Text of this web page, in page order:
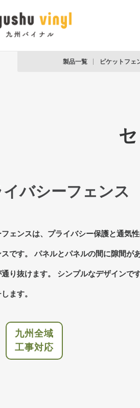
製品一覧 ピケットフェ
バシーフェンス
ェンスは、プライバシー保護と通気
です。 パネルとパネルの間に隙間が
り抜けます。 シンプルなデザインで
ます。
九州全域
工事対応